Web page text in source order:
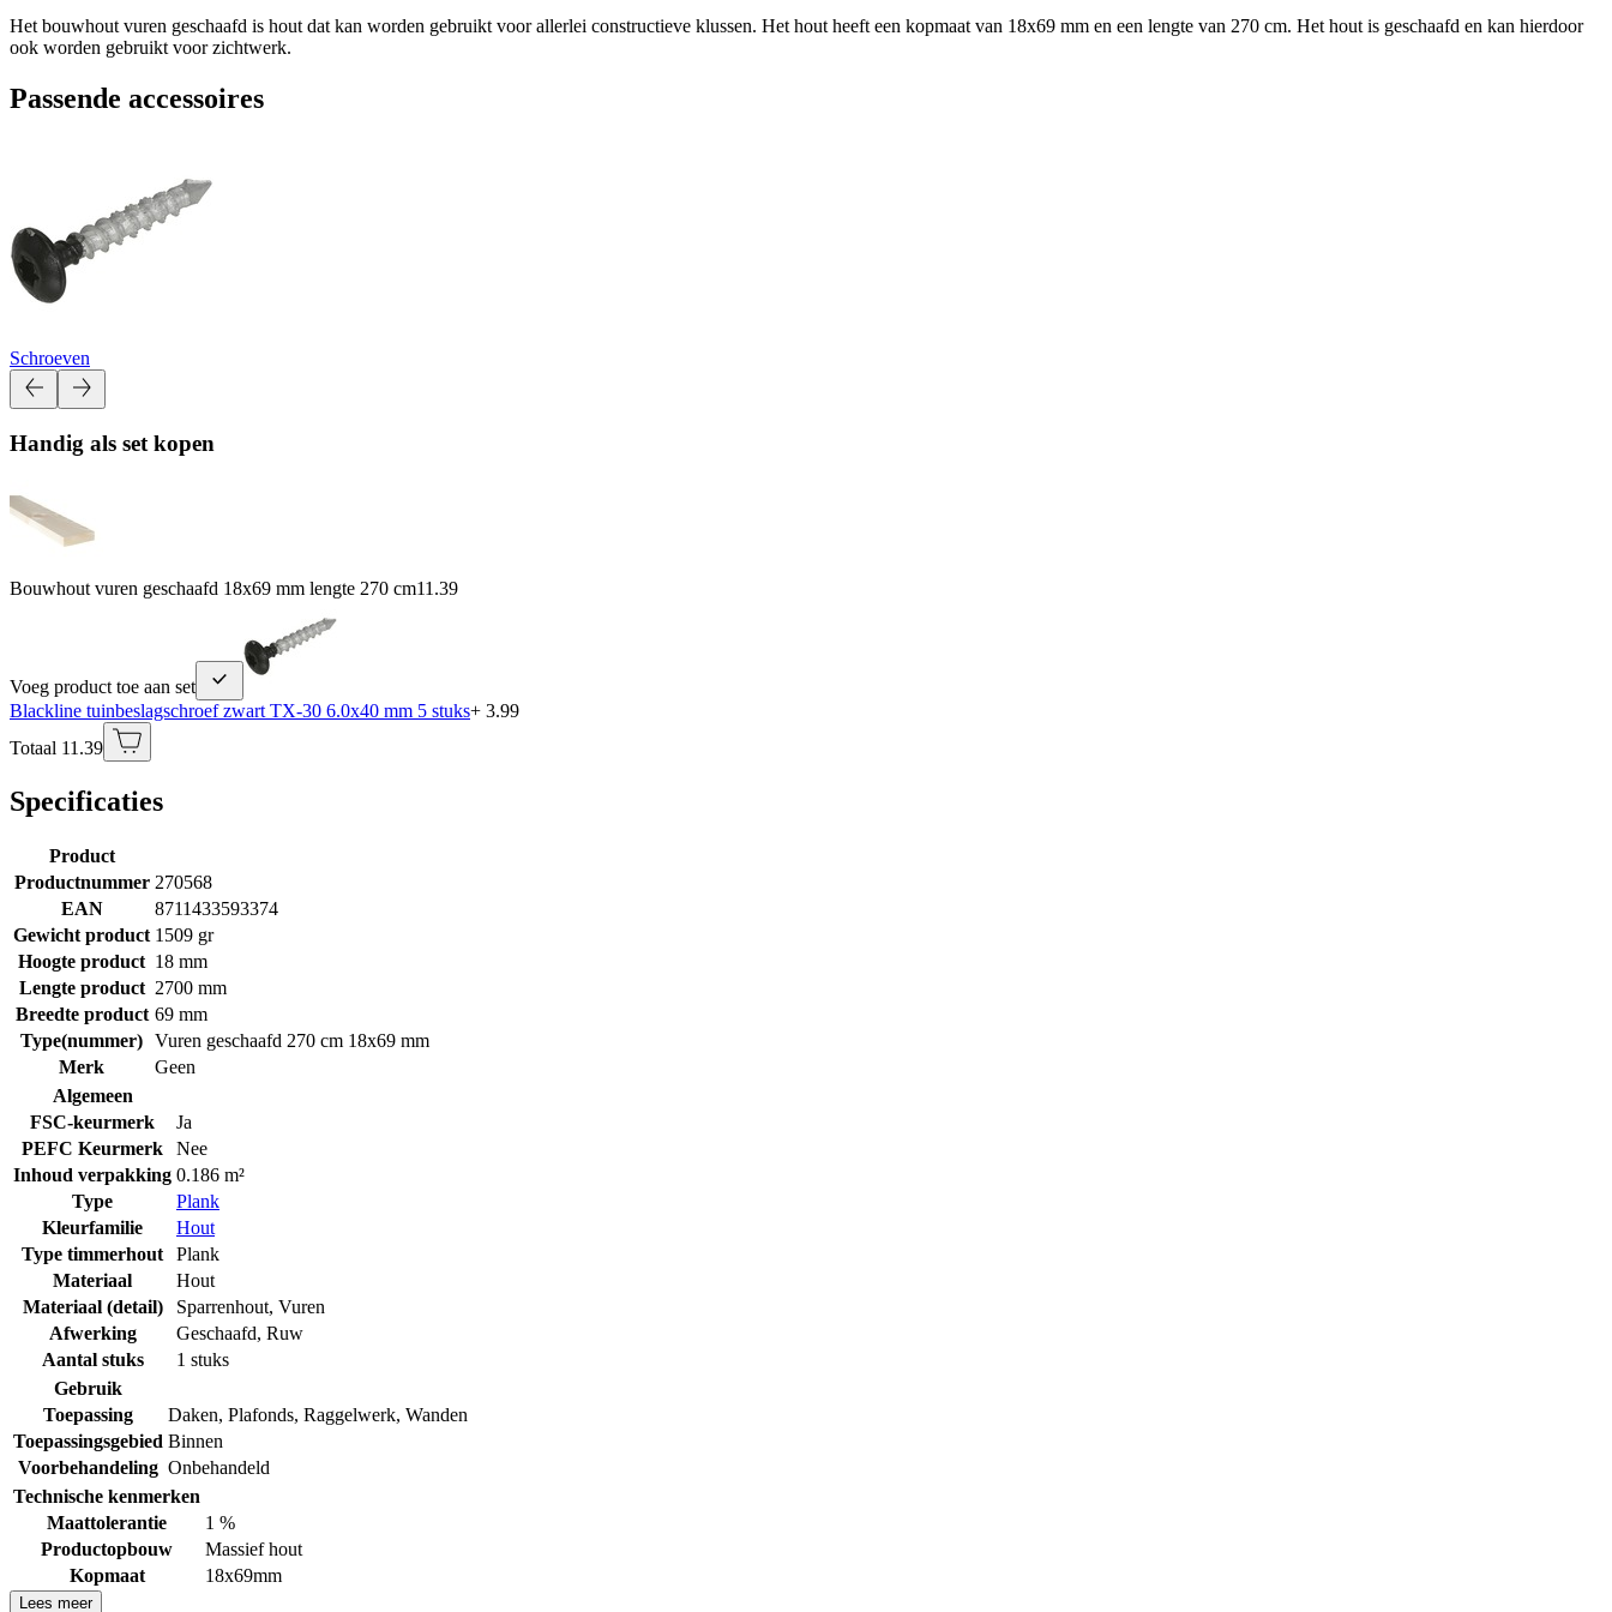
Het bouwhout vuren geschaafd is hout dat kan worden gebruikt voor allerlei constructieve klussen. Het hout heeft een kopmaat van 18x69 mm en een lengte van 270 cm. Het hout is geschaafd en kan hierdoor
ook worden gebruikt voor zichtwerk.
Passende accessoires
Schroeven
Handig als set kopen
Bouwhout vuren geschaafd 18x69 mm lengte 270 cm11.39
Voeg product toe aan set
Blackline tuinbeslagschroef zwart TX-30 6.0x40 mm 5 stuks+ 3.99
Totaal 11.39
Specificaties
Product
Productnummer 270568
EAN
8711433593374
Gewicht product 1509 gr
Hoogte product 18 mm
Lengte product 2700 mm
Breedte product 69 mm
Type(nummer) Vuren geschaafd 270 cm 18x69 mm
Merk
Geen
Algemeen
FSC-keurmerk
Ja
PEFC Keurmerk
Nee
Inhoud verpakking 0.186 m²
Type
Plank
Kleurfamilie
Hout
Type timmerhout
Plank
Materiaal
Hout
Materiaal (detail)
Sparrenhout, Vuren
Afwerking
Geschaafd, Ruw
Aantal stuks
1 stuks
Gebruik
Toepassing
Daken, Plafonds, Raggelwerk, Wanden
Toepassingsgebied Binnen
Voorbehandeling Onbehandeld
Technische kenmerken
Maattolerantie
1 %
Productopbouw
Massief hout
Kopmaat
18x69mm
Lees meer